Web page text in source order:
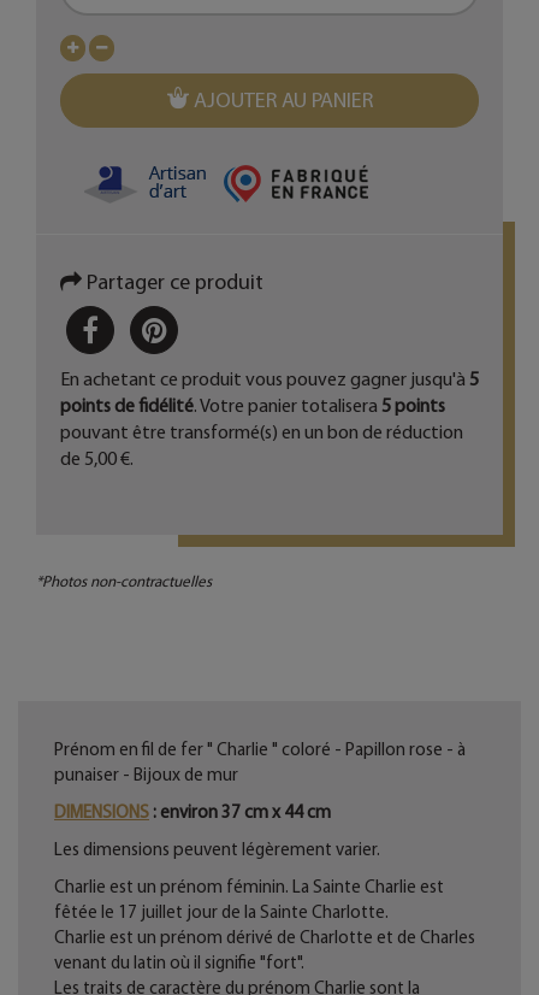
AJOUTER AU PANIER
Partager ce produit
PARTAGERPINTEREST
En achetant ce produit vous pouvez gagner jusqu'à 5
points de fidélité. Votre panier totalisera 5points
pouvant être transformé(s) en un bon de réduction
de 5,00 €.
*Photos non-contractuelles
Prénom en fil de fer " Charlie " coloré - Papillon rose - à
punaiser - Bijoux de mur
DIMENSIONS : environ 37 cm x 44 cm
Les dimensions peuvent légèrement varier.
Charlie est un prénom féminin. La Sainte Charlie est
fêtée le 17 juillet jour de la Sainte Charlotte.
Charlie est un prénom dérivé de Charlotte et de Charles
venant du latin où il signifie "fort".
Les traits de caractère du prénom Charlie sont la